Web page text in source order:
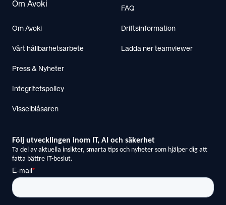
Om Avoki
Om Avoki
Vårt hållbarhetsarbete
Press & Nyheter
Integritetspolicy
Visselblåsaren
FAQ
Driftsinformation
Ladda ner teamviewer